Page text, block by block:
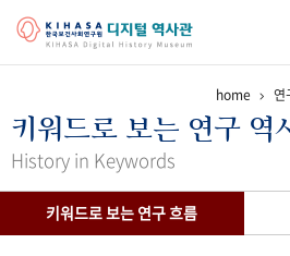
걸어온 길 기관 변천사 역대 기관
연구 역사
home 연
키워드로 보는 연구 역
History in Keywords
키워드로 보는 연구 흐름